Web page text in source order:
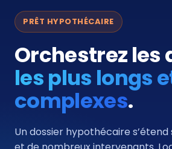
PRÊT HYPOTHÉCAIRE
Orchestrez les
les plus longs
complexes.
Un dossier hypothécaire s’étend